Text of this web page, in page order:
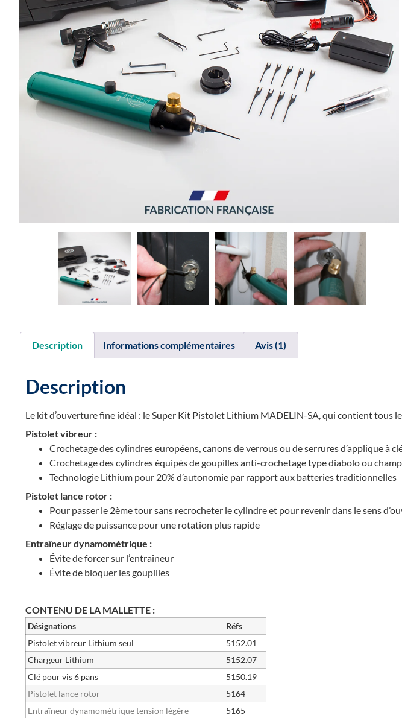
Description Informations complémentaires Avis (1)
Description
Le kit d’ouverture fine idéal : le Super Kit Pistolet Lithium MADELIN-SA, qui contient tous
Pistolet vibreur :
Crochetage des cylindres européens, canons de verrous ou de serrures d’applique à
Crochetage des cylindres équipés de goupilles anti-crochetage type diabolo ou
Technologie Lithium pour 20% d’autonomie par rapport aux batteries traditionnelles
Pistolet lance rotor :
Pour passer le 2ème tour sans recrocheter le cylindre et pour revenir dans le sens
Réglage de puissance pour une rotation plus rapide
Entraîneur dynamométrique :
Évite de forcer sur l’entraîneur
Évite de bloquer les goupilles
CONTENU DE LA MALLETTE :
Désignations
Réfs
Pistolet vibreur Lithium seul
5152.01
Chargeur Lithium
5152.07
Clé pour vis 6 pans
5150.19
Pistolet lance rotor
5164
Entraîneur dynamométrique tension légère
5165